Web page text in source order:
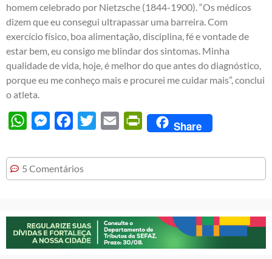
homem celebrado por Nietzsche (1844-1900). “Os médicos
dizem que eu consegui ultrapassar uma barreira. Com
exercício físico, boa alimentação, disciplina, fé e vontade de
estar bem, eu consigo me blindar dos sintomas. Minha
qualidade de vida, hoje, é melhor do que antes do diagnóstico,
porque eu me conheço mais e procurei me cuidar mais”, conclui
o atleta.
WhatsAppMessengerFacebook
Twitter Email PrintFriendly
Share
5 Comentários